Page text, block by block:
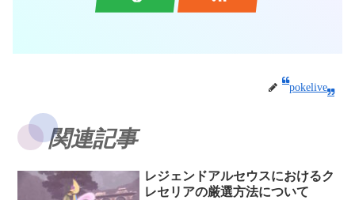
pokelive
関連記事
レジェンドアルセウスにおけるク
レセリアの厳選方法について